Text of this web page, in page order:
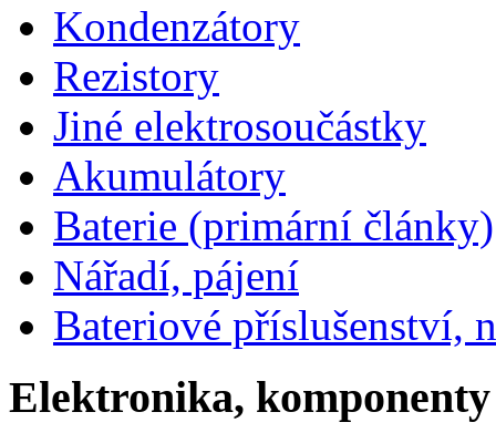
Kondenzátory
Rezistory
Jiné elektrosoučástky
Akumulátory
Baterie (primární články)
Nářadí, pájení
Bateriové příslušenství,
Elektronika, komponenty